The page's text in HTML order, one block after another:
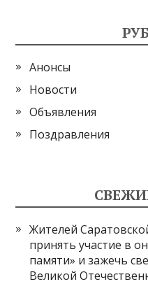
Анонсы
Новости
Объявления
Поздравления
Жителей
принять участие в
памяти» и зажечь
Великой